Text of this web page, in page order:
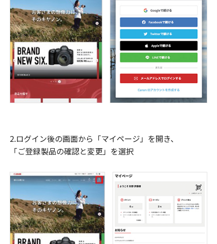
2.ログイン後の画面から「マイページ」を開き、
「ご登録製品の確認と変更」を選択